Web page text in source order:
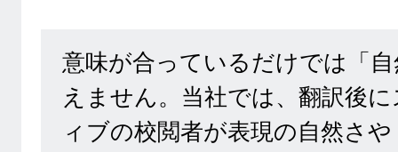
意味が合っているだけでは「
えません。当社では、翻訳後
ィブの校閲者が表現の自然さ